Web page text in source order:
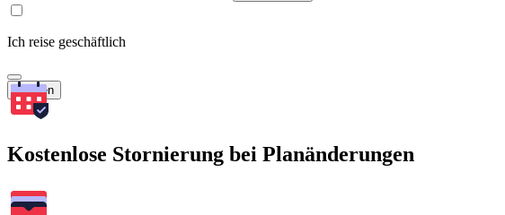
Ich reise geschäftlich
Suchen
Kostenlose Stornierung bei Planänderungen